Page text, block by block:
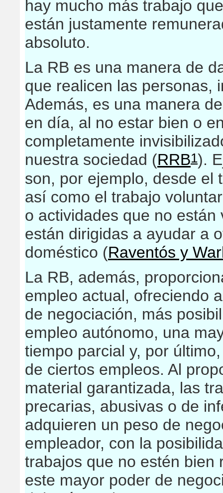
hay mucho más trabajo
están justamente
absoluto.
La RB es una manera de
que realicen las personas,
Además, es una manera
en día, al no estar bien o
completamente
nuestra sociedad (RRB1).
son, por ejemplo, desde el
así como el trabajo
o actividades que no
están dirigidas a ayudar a
doméstico (Raventós y
La RB, además,
empleo actual, ofreciendo
de negociación, más
empleo autónomo, una
tiempo parcial y, por
de ciertos empleos. Al
material garantizada, las
precarias, abusivas o de
adquieren un peso de
empleador, con la
trabajos que no estén bien
este mayor poder de